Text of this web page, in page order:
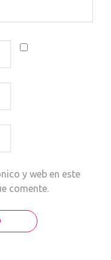
y web en este
comente.